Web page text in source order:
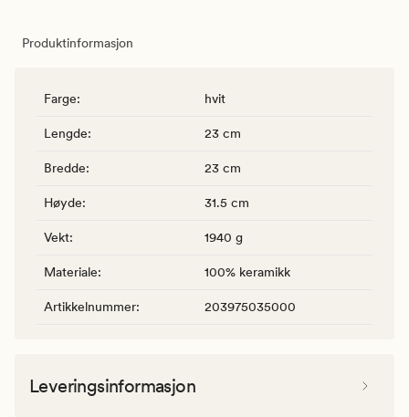
Produktinformasjon
Farge: hvit
Lengde: 23 cm
Bredde: 23 cm
Høyde: 31.5 cm
Vekt: 1940 g
Materiale: 100% keramikk
Artikkelnummer: 203975035000
Leveringsinformasjon